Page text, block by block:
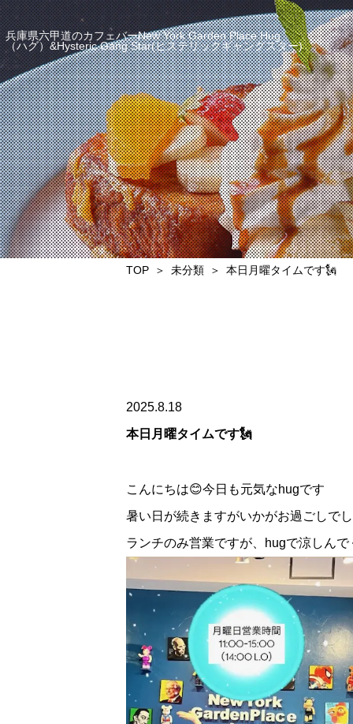
兵庫県六甲道のカフェバーNew York Garden Place Hug
（ハグ）&Hysteric Gang Star(ヒステリックギャングスター)
TOP 未分類 本日月曜タイムです🗽
2025.8.18
本日月曜タイムです🗽
こんにちは😊今日も元気なhugです
暑い日が続きますがいかがお過ごしで
ランチのみ営業ですが、hugで涼しん